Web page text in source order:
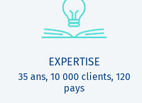
EXPERTISE
35 ans, 10 000 clients, 120
pays